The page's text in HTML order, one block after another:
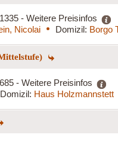
- Weitere Preisinfos
Nicolai Domizil: Borgo
- Weitere Preisinfos
Domizil: Haus Holzmannstett